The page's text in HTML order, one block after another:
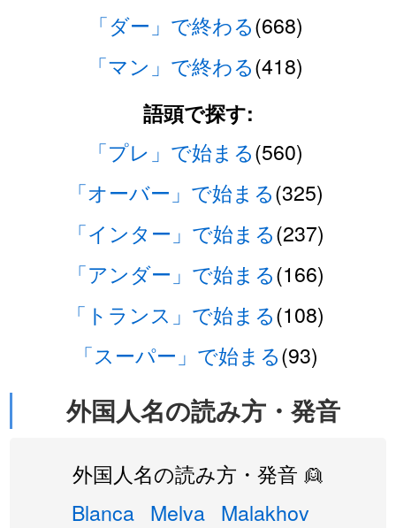
「ダー」で終わる(668)
「マン」で終わる(418)
語頭で探す:
「プレ」で始まる(560)
「オーバー」で始まる(325)
「インター」で始まる(237)
「アンダー」で始まる(166)
「トランス」で始まる(108)
「スーパー」で始まる(93)
外国人名の読み方・発音
外国人名の読み方・発音 👱
Blanca Melva Malakhov